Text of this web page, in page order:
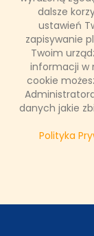
dalsze
ustawień
zapisywanie
Twoim
informacji w
cookie
danych jakie
Polityka
własnymi
Łukasz
18
(0